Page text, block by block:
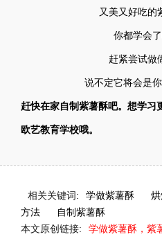
又美又好吃的
你都学会
赶紧尝试做
说不定它将会是
赶快在家自制紫薯酥吧。想学习
欧艺教育学校哦。
相关关键词: 学做紫薯酥 烘
方法
自制紫薯酥
本文原创链接:
学做紫薯酥，紫